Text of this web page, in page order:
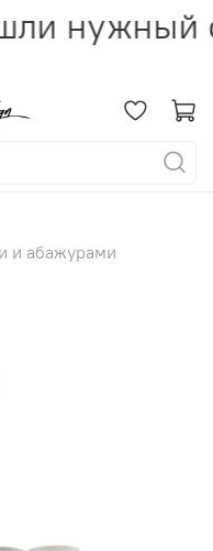
нужный
и абажурами